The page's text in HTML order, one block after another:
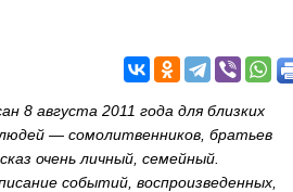
8 августа 2011 года для близких
— сомолитвенников, братьев
очень личный, семейный.
событий, воспроизведенных,